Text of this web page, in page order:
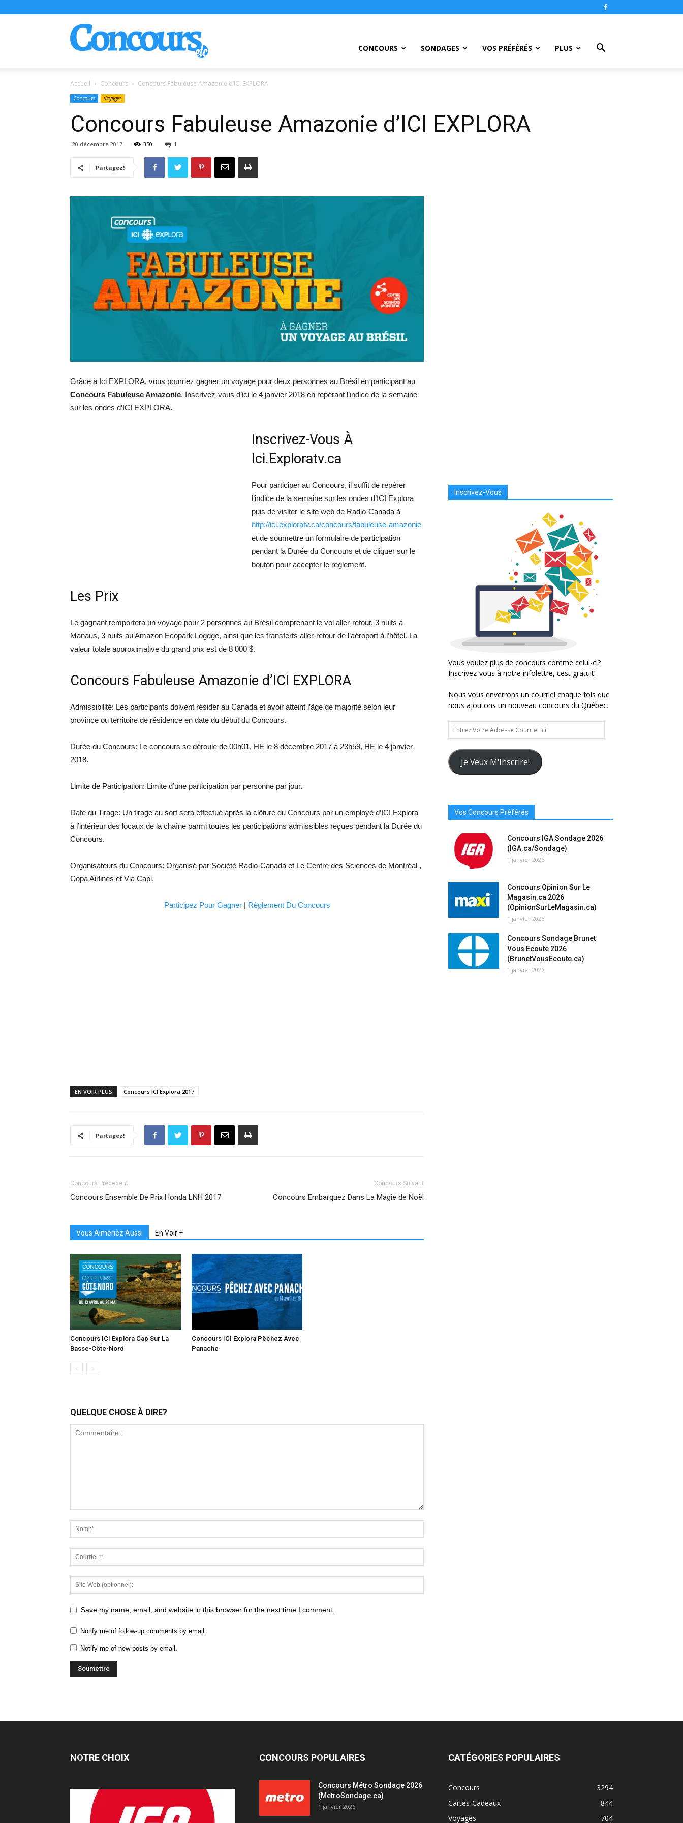
CONCOURS SONDAGES VOS PRÉFÉRÉS PLUS
Accueil Concours Concours Fabuleuse Amazonie d’ICI EXPLORA
Concours Voyages
Concours Fabuleuse Amazonie d’ICI EXPLORA
20 décembre 2017 350 1
Partagez!
Grâce à Ici EXPLORA, vous pourriez gagner un voyage pour deux personnes au Brésil en participant au
Concours Fabuleuse Amazonie. Inscrivez-vous d’ici le 4 janvier 2018 en repérant l’indice de la semaine
sur les ondes d’ICI EXPLORA.
Inscrivez-Vous À
Ici.Exploratv.ca
Pour participer au Concours, il suffit de repérer
l’indice de la semaine sur les ondes d’ICI Explora
puis de visiter le site web de Radio-Canada à
http://ici.exploratv.ca/concours/fabuleuse-amazonie
et de soumettre un formulaire de participation
pendant la Durée du Concours et de cliquer sur le
bouton pour accepter le règlement.
Les Prix
Le gagnant remportera un voyage pour 2 personnes au Brésil comprenant le vol aller-retour, 3 nuits à
Manaus, 3 nuits au Amazon Ecopark Logdge, ainsi que les transferts aller-retour de l’aéroport à l’hôtel. La
valeur totale approximative du grand prix est de 8 000 $.
Concours Fabuleuse Amazonie d’ICI EXPLORA
Admissibilité: Les participants doivent résider au Canada et avoir atteint l’âge de majorité selon leur
province ou territoire de résidence en date du début du Concours.
Durée du Concours: Le concours se déroule de 00h01, HE le 8 décembre 2017 à 23h59, HE le 4 janvier
2018.
Limite de Participation: Limite d’une participation par personne par jour.
Date du Tirage: Un tirage au sort sera effectué après la clôture du Concours par un employé d’ICI Explora
à l’intérieur des locaux de la chaîne parmi toutes les participations admissibles reçues pendant la Durée du
Concours.
Organisateurs du Concours: Organisé par Société Radio-Canada et Le Centre des Sciences de Montréal ,
Copa Airlines et Via Capi.
Participez Pour Gagner| Règlement Du Concours
EN VOIR PLUS Concours ICI Explora 2017
Partagez!
Concours Précédent
Concours Ensemble De Prix Honda LNH 2017
Concours Suivant
Concours Embarquez Dans La Magie de Noël
Vous Aimeriez Aussi En Voir +
Concours ICI Explora Cap Sur La
Basse-Côte-Nord
Concours ICI Explora Pêchez Avec
Panache
QUELQUE CHOSE À DIRE?
Save my name, email, and website in this browser for the next time I comment.
Notify me of follow-up comments by email.
Notify me of new posts by email.
Inscrivez-Vous
Vous voulez plus de concours comme celui-ci?
Inscrivez-vous à notre infolettre, cest gratuit!
Nous vous enverrons un courriel chaque fois que
nous ajoutons un nouveau concours du Québec.
Entrez
Votre
Adresse
Courriel
Ici
Je Veux M'Inscrire!
Vos Concours Préférés
Concours IGA Sondage 2026
(IGA.ca/Sondage)
1 janvier 2026
Concours Opinion Sur Le
Magasin.ca 2026
(OpinionSurLeMagasin.ca)
1 janvier 2026
Concours Sondage Brunet
Vous Ecoute 2026
(BrunetVousEcoute.ca)
1 janvier 2026
NOTRE CHOIX CONCOURS POPULAIRES
Concours Métro Sondage 2026
(MetroSondage.ca)
1 janvier 2026
CATÉGORIES POPULAIRES
Concours
3294
Cartes-Cadeaux
844
Voyages
704